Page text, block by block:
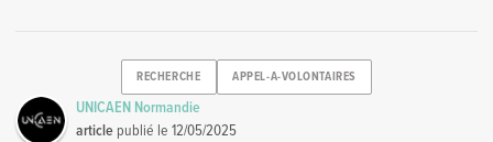
RECHERCHE APPEL-A-VOLONTAIRES
UNICAEN Normandie
article publié le12/05/2025